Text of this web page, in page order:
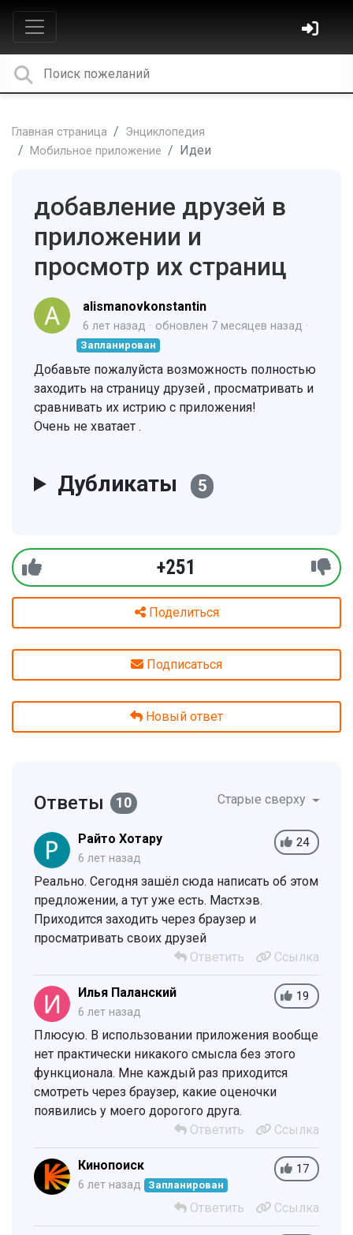
Главная страница
Энциклопедия
Мобильное приложение
Идеи
добавление друзей в
приложении и
просмотр их страниц
alismanovkonstantin
6 лет назад обновлен 7 месяцев назад
Запланирован
Добавьте пожалуйста возможность полностью
заходить на страницу друзей , просматривать и
сравнивать их истрию с приложения!
Очень не хватает .
Дубликаты 5
+251
Поделиться
Подписаться
Новый ответ
Ответы 10 Старые сверху
24
Райто Хотару
6 лет назад
Реально. Сегодня зашёл сюда написать об этом
предложении, а тут уже есть. Мастхэв.
Приходится заходить через браузер и
просматривать своих друзей
Ответить
Ссылка
19
Илья Паланский
6 лет назад
Плюсую. В использовании приложения вообще
нет практически никакого смысла без этого
функционала. Мне каждый раз приходится
смотреть через браузер, какие оценочки
появились у моего дорогого друга.
Ответить
Ссылка
17
Кинопоиск
6 лет назад Запланирован
Ответить Ссылка